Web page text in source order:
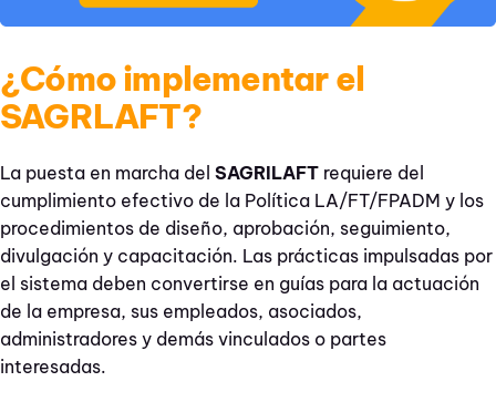
¿Cómo implementar el
SAGRLAFT?
La puesta en marcha del SAGRILAFT requiere del
cumplimiento efectivo de la Política LA/FT/FPADM y los
procedimientos de diseño, aprobación, seguimiento,
divulgación y capacitación. Las prácticas impulsadas por
el sistema deben convertirse en guías para la actuación
de la empresa, sus empleados, asociados,
administradores y demás vinculados o partes
interesadas.